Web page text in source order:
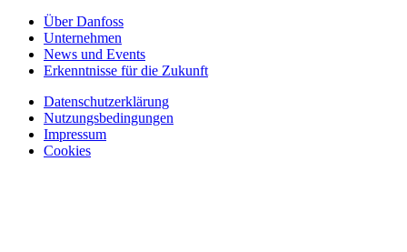
Über Danfoss
Unternehmen
News und Events
Erkenntnisse für die Zukunft
Datenschutzerklärung
Nutzungsbedingungen
Impressum
Cookies